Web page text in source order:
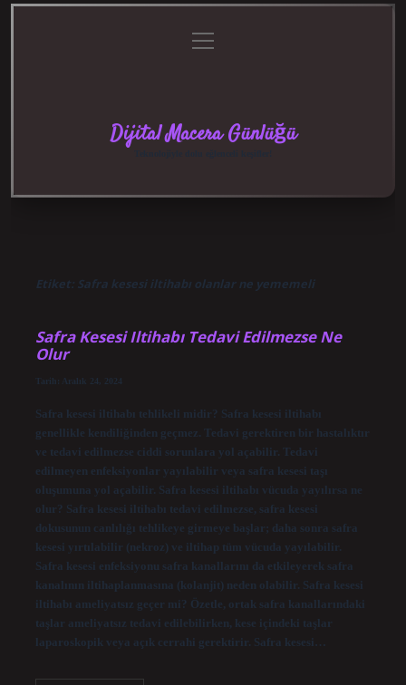
menüyü
aç
Dijital Macera Günlüğü
Etiket: Safra kesesi iltihabı olanlar ne yememeli
Safra Kesesi Iltihabı Tedavi Edilmezse Ne
Olur
Tarih: Aralık 24, 2024
Safra kesesi iltihabı tehlikeli midir? Safra kesesi iltihabı
genellikle kendiliğinden geçmez. Tedavi gerektiren bir hastalıktır
ve tedavi edilmezse ciddi sorunlara yol açabilir. Tedavi
edilmeyen enfeksiyonlar yayılabilir veya safra kesesi taşı
oluşumuna yol açabilir. Safra kesesi iltihabı vücuda yayılırsa ne
olur? Safra kesesi iltihabı tedavi edilmezse, safra kesesi
dokusunun canlılığı tehlikeye girmeye başlar; daha sonra safra
kesesi yırtılabilir (nekroz) ve iltihap tüm vücuda yayılabilir.
Safra kesesi enfeksiyonu safra kanallarını da etkileyerek safra
kanalının iltihaplanmasına (kolanjit) neden olabilir. Safra kesesi
iltihabı ameliyatsız geçer mi? Özetle, ortak safra kanallarındaki
taşlar ameliyatsız tedavi edilebilirken, kese içindeki taşlar
laparoskopik veya açık cerrahi gerektirir. Safra kesesi…